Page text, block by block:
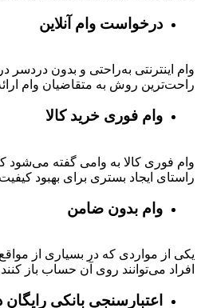
درخواست وام آنلاین
وام اینترنتی به‌راحتی و بدون
راحت‌ترین روش به متقاضیان وام
وام فوری خرید کالا
وام فوری کالا به وامی گفته می‌شود
راستای ایجاد بستری برای بهبود
وام بدون ضامن
یکی از مواردی که در بسیاری از
افراد می‌توانند روی آن حساب باز
اعتبارسنجی بانکی